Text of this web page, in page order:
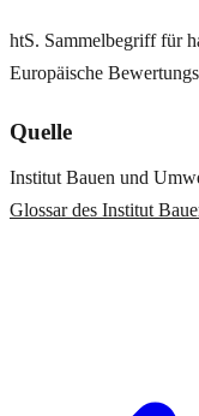
htS. Sammelbegriff für
Europäische
Quelle
Institut Bauen und
Glossar des Institut